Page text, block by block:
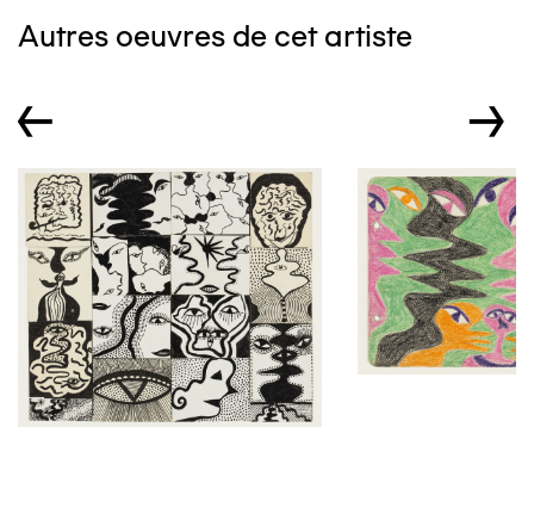
Autres oeuvres de cet artiste
← →